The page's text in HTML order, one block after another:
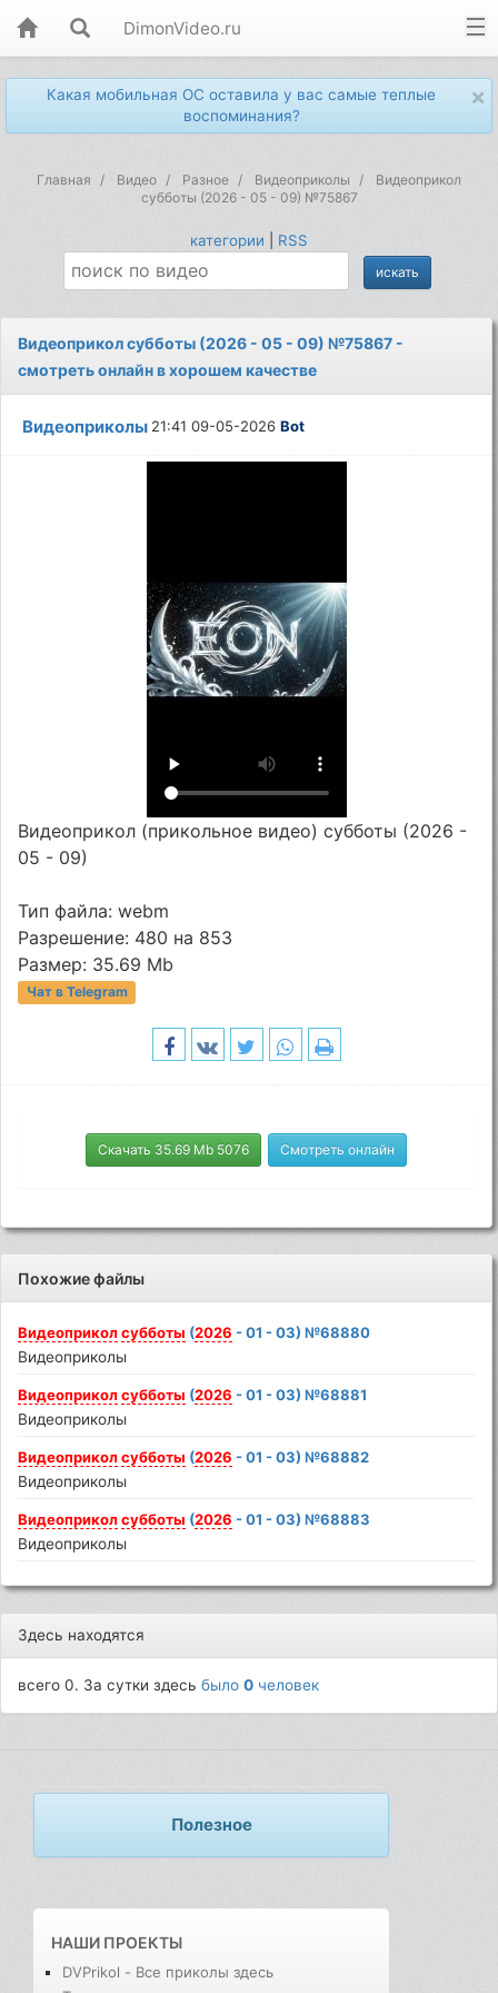
DimonVideo.ru
×
Какая мобильная ОС оставила у вас самые теплые
воспоминания?
Главная Видео Разное Видеоприколы
Видеоприкол
субботы (2026 - 05 - 09) №75867
категории RSS
Видеоприкол субботы (2026 - 05 - 09) №75867 -
смотреть онлайн в хорошем качестве
Видеоприколы 21:41 09-05-2026Bot
Видеоприкол (прикольное видео) субботы (2026 -
05 - 09)
Тип файла: webm
Разрешение: 480 на 853
Размер: 35.69 Mb
Чат в Telegram
Скачать 35.69 Mb 5076 Смотреть онлайн
Похожие файлы
Видеоприкол субботы (2026 - 01 - 03) №68880
Видеоприколы
Видеоприкол субботы (2026 - 01 - 03) №68881
Видеоприколы
Видеоприкол субботы (2026 - 01 - 03) №68882
Видеоприколы
Видеоприкол субботы (2026 - 01 - 03) №68883
Видеоприколы
Здесь находятся
всего 0. За сутки здесьбыло0 человек
Полезное
НАШИ ПРОЕКТЫ
DVPrikol - Все приколы здесь